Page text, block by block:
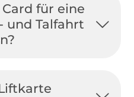
für eine
und Talfahrt